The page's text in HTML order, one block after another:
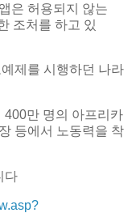
은 허용되지 않는
조처를 하고 있
제를 시행하던 나라
400만 명의 아프리카
등에서 노동력을 착
다